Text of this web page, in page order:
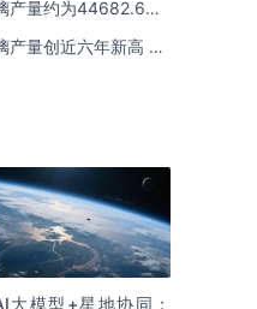
产量约为44682.6万
北产量最多 占比
量创近六年新高 约
大模型+星地协同：